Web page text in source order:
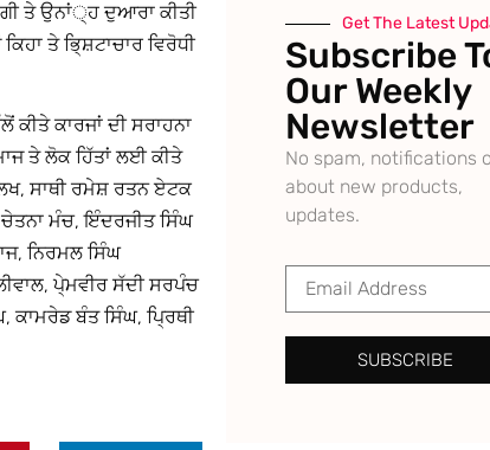
ਤੇ ਉਨਾਂ੍ਹ ਦੁਆਰਾ ਕੀਤੀ
ਤੇ ਭਿ੍ਸ਼ਟਾਚਾਰ ਵਿਰੋਧੀ
ਕਾਰਜਾਂ ਦੀ ਸਰਾਹਨਾ
ਤੇ ਲੋਕ ਹਿੱਤਾਂ ਲਈ ਕੀਤੇ
ਸਾਥੀ ਰਮੇਸ਼ ਰਤਨ ਏਟਕ
ਮੰਚ, ਇੰਦਰਜੀਤ ਸਿੰਘ
ਨਿਰਮਲ ਸਿੰਘ
ਪੇ੍ਮਵੀਰ ਸੱਦੀ ਸਰਪੰਚ
ਕਾਮਰੇਡ ਬੰਤ ਸਿੰਘ, ਪਿ੍ਰਥੀ
Get The Latest
Subscribe
Our Weekly
Newsletter
No spam, notifications
about new products,
updates.
SUBSCRIBE